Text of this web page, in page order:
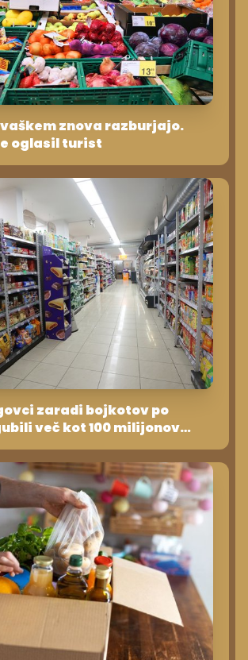
znova razburjajo.
oglasil turist
zaradi bojkotov po
več kot 100 milijonov